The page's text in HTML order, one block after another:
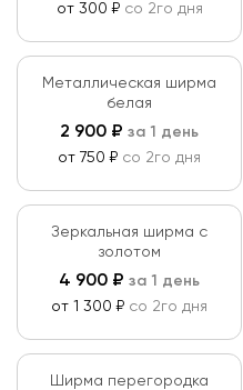
от 300 ₽ со 2го дня
Металлическая ширма
белая
2 900 ₽ за 1 день
от 750 ₽ со 2го дня
Зеркальная ширма с
золотом
4 900 ₽ за 1 день
от 1 300 ₽ со 2го дня
Ширма перегородка